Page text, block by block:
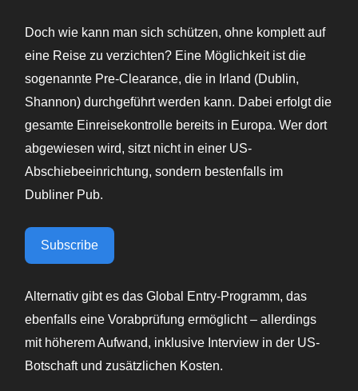
Doch wie kann man sich schützen, ohne komplett auf
eine Reise zu verzichten? Eine Möglichkeit ist die
sogenannte Pre-Clearance, die in Irland (Dublin,
Shannon) durchgeführt werden kann. Dabei erfolgt die
gesamte Einreisekontrolle bereits in Europa. Wer dort
abgewiesen wird, sitzt nicht in einer US-
Abschiebeeinrichtung, sondern bestenfalls im
Dubliner Pub.
Subscribe
Alternativ gibt es das Global Entry-Programm, das
ebenfalls eine Vorabprüfung ermöglicht – allerdings
mit höherem Aufwand, inklusive Interview in der US-
Botschaft und zusätzlichen Kosten.